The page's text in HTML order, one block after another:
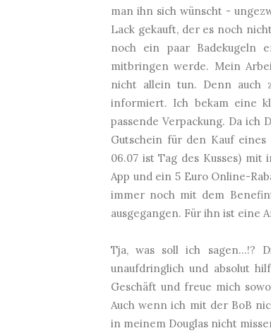
man ihn sich wünscht -
Lack gekauft, der es noch
noch ein paar Badekugeln
mitbringen werde. Mein
nicht allein tun. Denn auch
informiert. Ich bekam eine
passende Verpackung. Da ich
Gutschein für den Kauf eines
06.07 ist Tag des Kusses)
App und ein 5 Euro Online-
immer noch mit dem
ausgegangen. Für ihn ist eine
Tja, was soll ich sagen...!?
unaufdringlich und absolut
Geschäft und freue mich
Auch wenn ich mit der BoB
in meinem Douglas nicht